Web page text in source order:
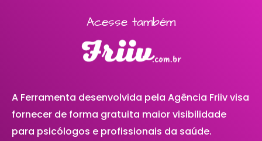
Acesse também
A Ferramenta desenvolvida pela Agência Friiv visa
fornecer de forma gratuita maior visibilidade
para psicólogos e profissionais da saúde.